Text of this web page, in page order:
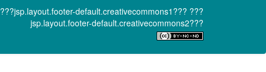
???jsp.layout.footer-default.creativecommons1??? ???
jsp.layout.footer-default.creativecommons2???